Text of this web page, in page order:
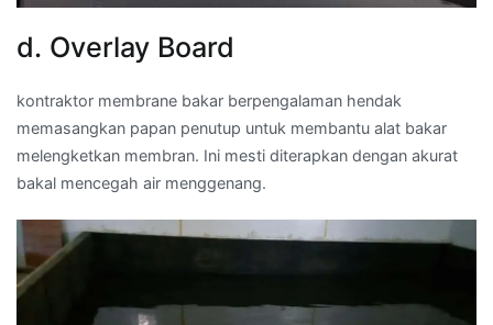
d. Overlay Board
kontraktor membrane bakar berpengalaman hendak
memasangkan papan penutup untuk membantu alat bakar
melengketkan membran. Ini mesti diterapkan dengan akurat
bakal mencegah air menggenang.